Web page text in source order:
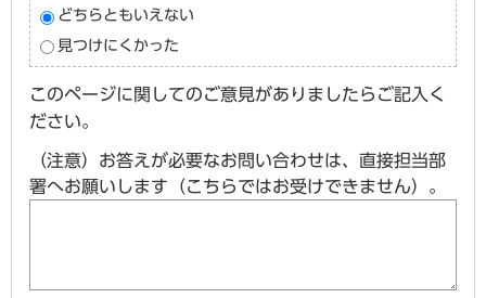
どちらともいえない
見つけにくかった
このページに関してのご意見がありましたらご記入く
ださい。
（注意）お答えが必要なお問い合わせは、直接担当部
署へお願いします（こちらではお受けできません）。